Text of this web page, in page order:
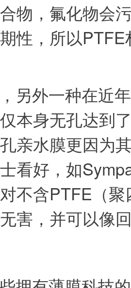
物，氟化物会
性，所以
另外一种在近
本身无孔达到
亲水膜更因为
看好，如
不含PTFE（
害，并可以像